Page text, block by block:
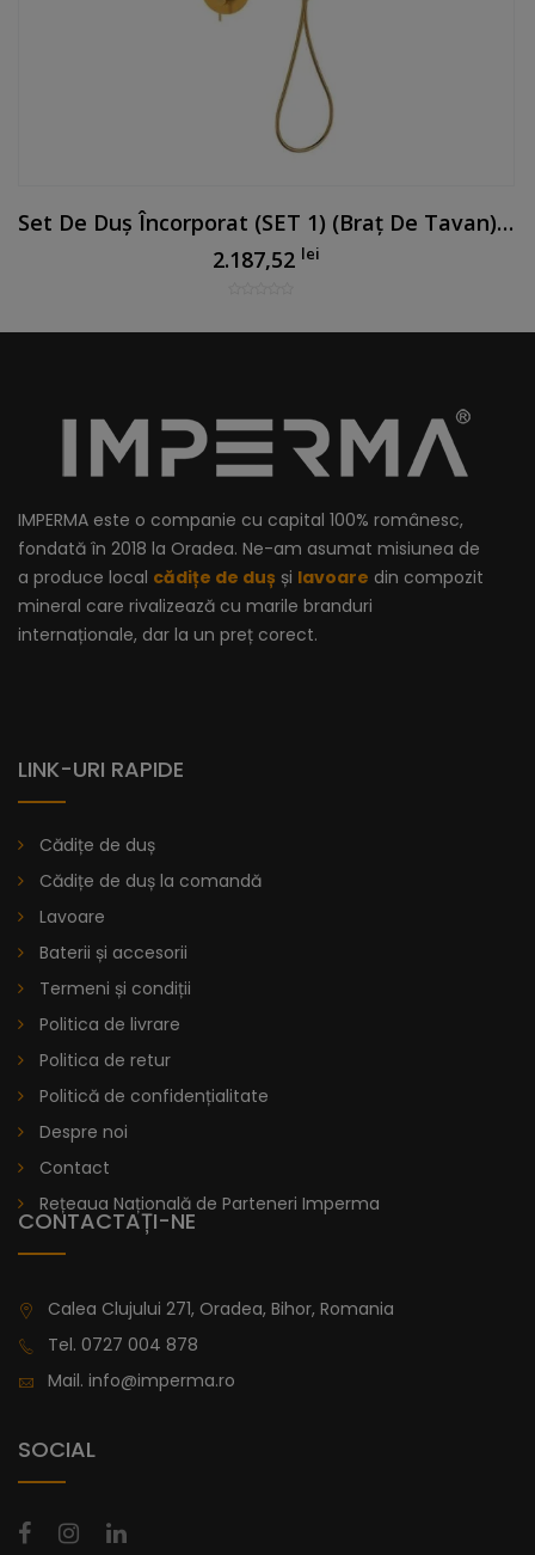
Set De Duș Încorporat (SET 1) (braț De Tavan) Auriu Periat
2.187,52 lei
IMPERMA este o companie cu capital 100% românesc,
fondată în 2018 la Oradea. Ne-am asumat misiunea de
a produce local cădițe de duș și lavoare din compozit
mineral care rivalizează cu marile branduri
internaționale, dar la un preț corect.
LINK-URI RAPIDE
Cădițe de duș
Cădițe de duș la comandă
Lavoare
Baterii și accesorii
Termeni și condiții
Politica de livrare
Politica de retur
Politică de confidențialitate
Despre noi
Contact
Rețeaua Națională de Parteneri Imperma
CONTACTAȚI-NE
Calea Clujului 271, Oradea, Bihor, Romania
Tel. 0727 004 878
Mail. info@imperma.ro
SOCIAL